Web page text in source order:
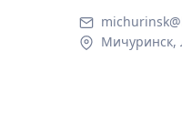
Мичуринск,